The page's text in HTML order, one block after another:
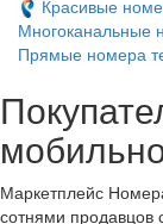
Красивые
Многоканальные
Прямые номера
Маркетплейс
сотнями продавцов